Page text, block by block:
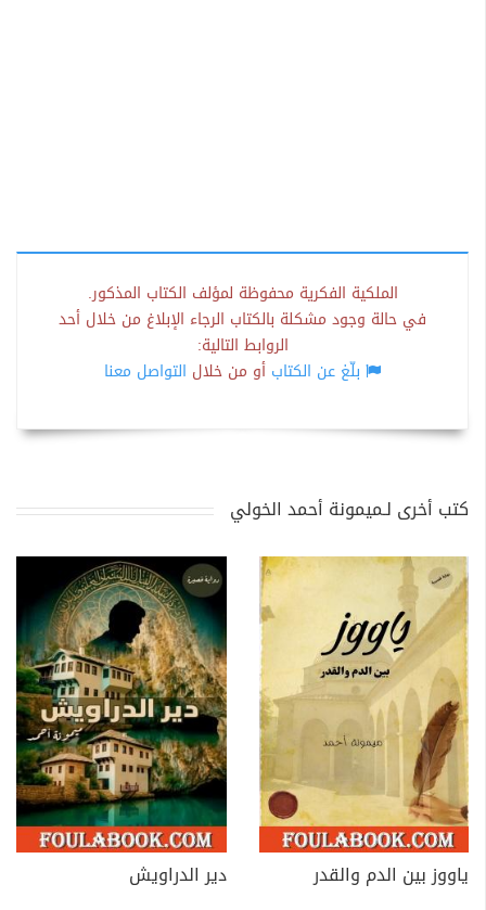
الملكية الفكرية محفوظة لمؤلف الكتاب المذكور.
في حالة وجود مشكلة بالكتاب الرجاء الإبلاغ من خلال أحد
الروابط التالية:
بلّغ عن الكتاب أو من خلال التواصل معنا
كتب أخرى لـميمونة أحمد الخولي
ياووز بين الدم والقدر دير الدراويش